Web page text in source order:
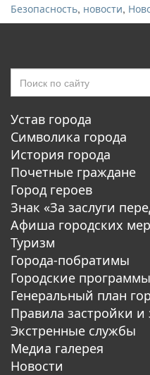
Безопасность, новости,
Устав города
Символика города
История города
Почетные граждане
Город героев
Знак «За заслуги
Афиша городских
Туризм
Города-побратимы
Городские программы
Генеральный план
Правила застройки и
Экстренные службы
Медиа галерея
Новости